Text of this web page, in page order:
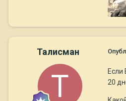
Талисман
Если
20